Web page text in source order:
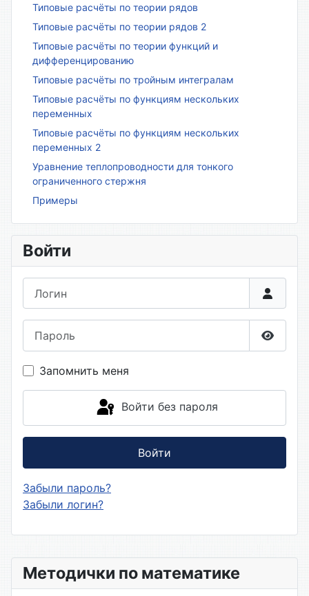
Методички по математике
Типовые расчёты по теории рядов
Типовые расчёты по теории рядов 2
Типовые расчёты по теории функций и
дифференцированию
Типовые расчёты по тройным интегралам
Типовые расчёты по функциям нескольких
переменных
Типовые расчёты по функциям нескольких
переменных 2
Уравнение теплопроводности для тонкого
ограниченного стержня
Примеры
Войти
Запомнить меня
Войти без пароля
Войти
Забыли пароль?
Забыли логин?